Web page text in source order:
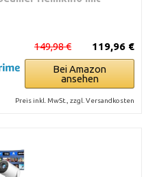
119,96 €
149,98 €
Bei Amazon
ansehen
Preis inkl. MwSt., zzgl. Versandkosten